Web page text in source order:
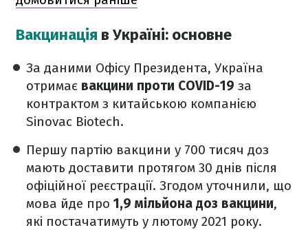
Вакцинація в Україні: основне
За даними Офісу Президента, Україна
отримає вакцини проти COVID-19 за
контрактом з китайською компанією
Sinovac Biotech.
Першу партію вакцини у 700 тисяч доз
мають доставити протягом 30 днів після
офіційної реєстрації. Згодом уточнили, що
мова йде про 1,9 мільйона доз вакцини,
які постачатимуть у лютому 2021 року.